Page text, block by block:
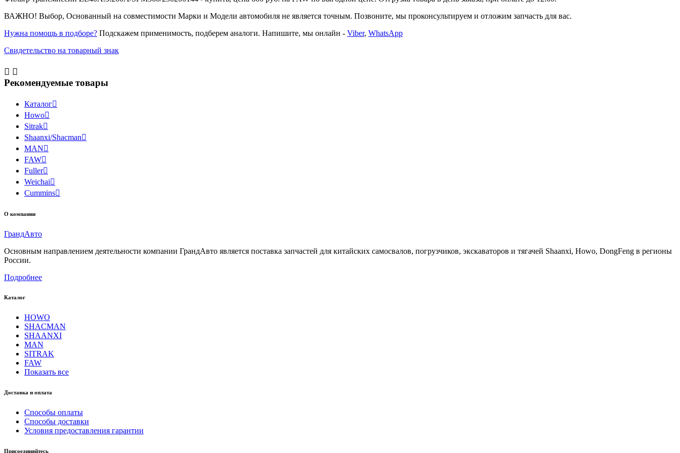
ВАЖНО! Выбор, Основанный на совместимости Марки и Модели автомобиля не является точным. Позвоните, мы проконсультируем и отложим запчасть для вас.
Нужна помощь в подборе? Подскажем применимость, подберем аналоги. Напишите, мы онлайн - Viber, WhatsApp
Свидетельство на товарный знак
 
Рекомендуемые товары
Каталог
Howo
Sitrak
Shaanxi/Shacman
MAN
FAW
Fuller
Weichai
Cummins
О компании
ГрандАвто
Основным направлением деятельности компании ГрандАвто является поставка запчастей для китайских самосвалов, погрузчиков, экскаваторов и тягачей Shaanxi, Howo, DongFeng в регионы
России.
Подробнее
Каталог
HOWO
SHACMAN
SHAANXI
MAN
SITRAK
FAW
Показать все
Доставка и оплата
Способы оплаты
Способы доставки
Условия предоставления гарантии
Присоединяйтесь